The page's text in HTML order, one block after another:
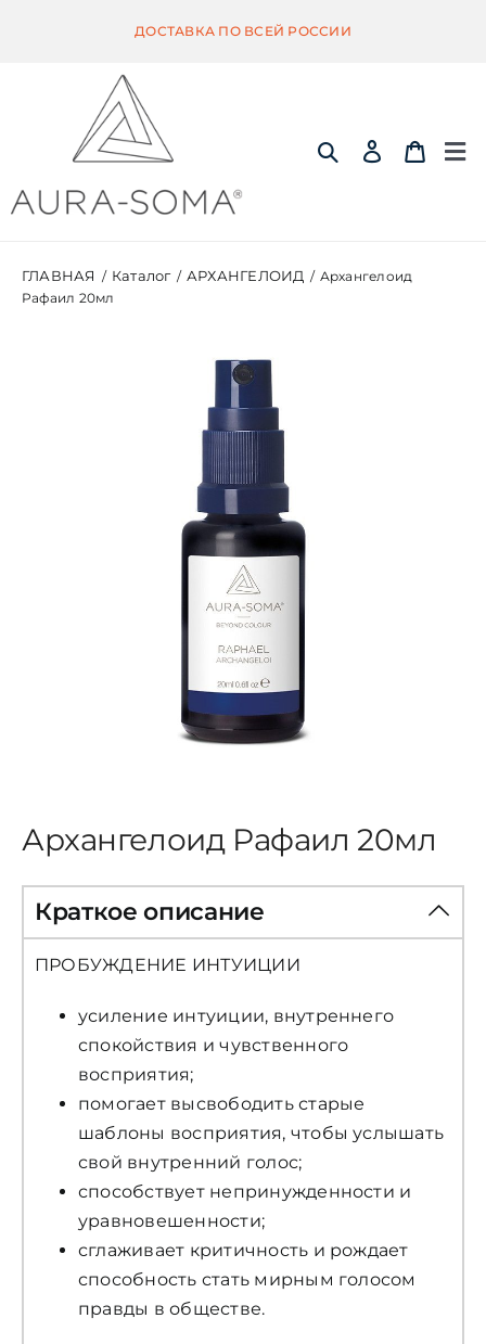
ДОСТАВКА ПО ВСЕЙ РОССИИ
ЦВЕТОВАЯ ЭССЕНЦИЯ
УСЛУГИ
БЛОГ
ГЛАВНАЯ / Каталог / АРХАНГЕЛОИД / Архангелоид
Рафаил 20мл
Архангелоид Рафаил 20мл
Краткое описание
ПРОБУЖДЕНИЕ ИНТУИЦИИ
усиление интуиции, внутреннего
спокойствия и чувственного
восприятия;
помогает высвободить старые
шаблоны восприятия, чтобы услышать
свой внутренний голос;
способствует непринужденности и
уравновешенности;
сглаживает критичность и рождает
способность стать мирным голосом
правды в обществе.